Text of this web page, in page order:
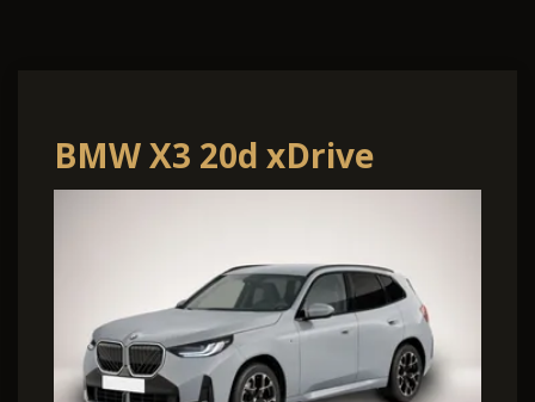
BMW X3 20d xDrive